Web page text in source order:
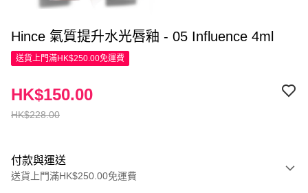
Hince 氣質提升水光唇釉 - 05 Influence 4ml
送貨上門滿HK$250.00免運費
HK$228.00
HK$150.00
付款與運送
送貨上門滿HK$250.00免運費